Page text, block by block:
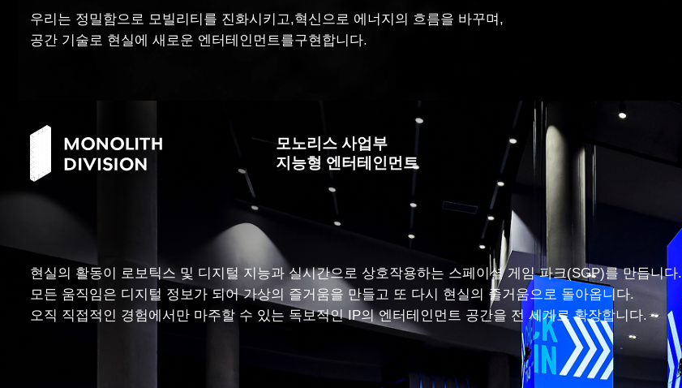
우리는 정밀함으로 모빌리티를 진화시키고,혁신으로 에너지의 흐름을 바꾸며,
공간 기술로 현실에 새로운 엔터테인먼트를구현합니다.
모노리스 사업부
지능형 엔터테인먼트
현실의 활동이 로보틱스 및 디지털 지능과 실시간으로 상호작용하는 스페이셜 게임 파크(SGP)를 만듭니다.
모든 움직임은 디지털 정보가 되어 가상의 즐거움을 만들고 또 다시 현실의 즐거움으로 돌아옵니다.
오직 직접적인 경험에서만 마주할 수 있는 독보적인 IP의 엔터테인먼트 공간을 전 세계로 확장합니다.